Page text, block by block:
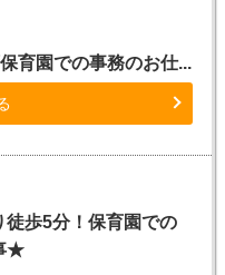
育園での事務のお仕...
徒歩5分！保育園での
★